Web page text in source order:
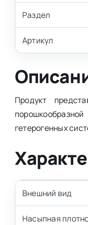
Раздел
Артикул
Продукт
гетерогенных
Внешний вид
Насыпная